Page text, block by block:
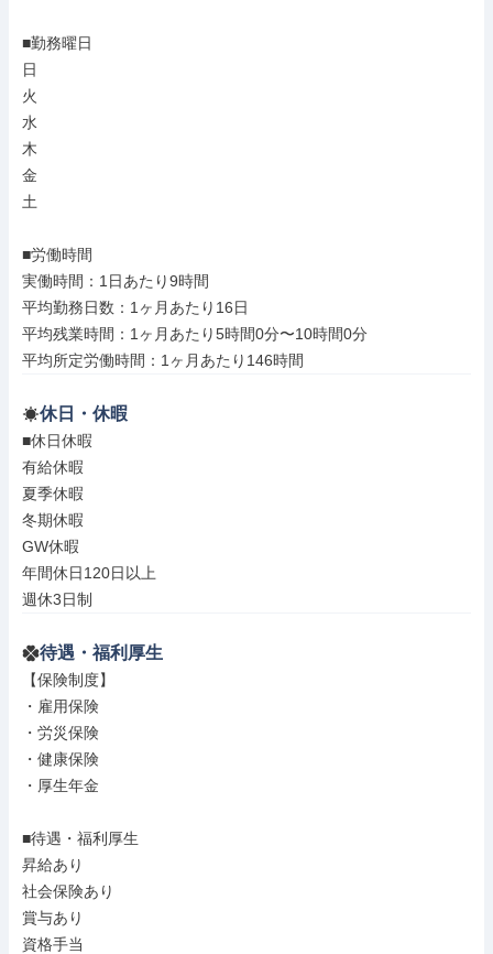
■勤務曜日
日
火
水
木
金
土
■労働時間
実働時間：1日あたり9時間
平均勤務日数：1ヶ月あたり16日
平均残業時間：1ヶ月あたり5時間0分〜10時間0分
平均所定労働時間：1ヶ月あたり146時間
休日・休暇
■休日休暇
有給休暇
夏季休暇
冬期休暇
GW休暇
年間休日120日以上
週休3日制
待遇・福利厚生
【保険制度】
・雇用保険
・労災保険
・健康保険
・厚生年金
■待遇・福利厚生
昇給あり
社会保険あり
賞与あり
資格手当